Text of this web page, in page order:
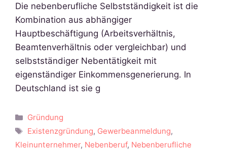
Die nebenberufliche Selbstständigkeit ist die
Kombination aus abhängiger
Hauptbeschäftigung (Arbeitsverhältnis,
Beamtenverhältnis oder vergleichbar) und
selbstständiger Nebentätigkeit mit
eigenständiger Einkommensgenerierung. In
Deutschland ist sie g
Kategorien
Gründung
Schlagwörter
Existenzgründung, Gewerbeanmeldung,
Kleinunternehmer, Nebenberuf, Nebenberufliche